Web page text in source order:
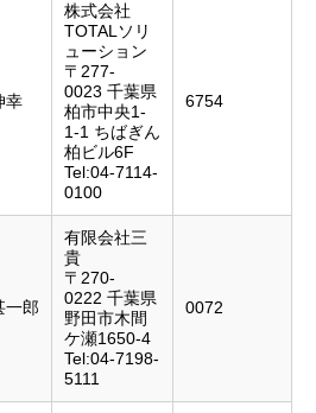
幸
株式会社
TOTALソリ
ューション
〒277-
0023 千葉県
柏市中央1-
1-1 ちばぎん
柏ビル6F
Tel:04-7114-
0100
6754
郎
有限会社三
貴
〒270-
0222 千葉県
野田市木間
ケ瀬1650-4
Tel:04-7198-
5111
0072